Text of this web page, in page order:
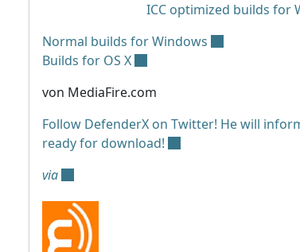
ICC optimized builds for
Normal builds for Windows
Builds for OS X
von MediaFire.com
Follow DefenderX on Twitter! He will
ready for download!
via